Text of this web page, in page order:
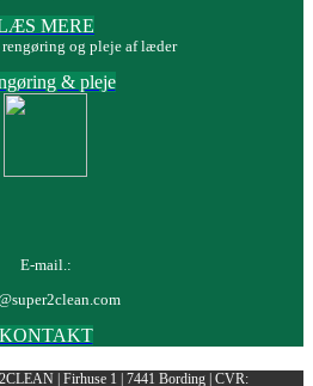
MERE
og pleje af læder
& pleje
E-mail.:
KONTAKT
| Firhuse 1 | 7441 Bording | CVR: